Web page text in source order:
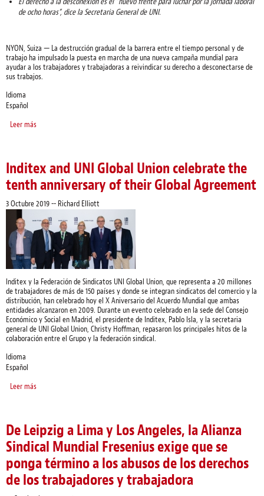
de ocho horas”, dice la Secretaria General de UNI.
NYON, Suiza — La destrucción gradual de la barrera entre el tiempo personal y de
trabajo ha impulsado la puesta en marcha de una nueva campaña mundial para
ayudar a los trabajadores y trabajadoras a reivindicar su derecho a desconectarse de
sus trabajos.
Idioma
Español
Leer más
Inditex and UNI Global Union celebrate the
tenth anniversary of their Global Agreement
3 Octubre 2019 -- Richard Elliott
Inditex y la Federación de Sindicatos UNI Global Union, que representa a 20 millones
de trabajadores de más de 150 países y donde se integran sindicatos del comercio y la
distribución, han celebrado hoy el X Aniversario del Acuerdo Mundial que ambas
entidades alcanzaron en 2009. Durante un evento celebrado en la sede del Consejo
Económico y Social en Madrid, el presidente de Inditex, Pablo Isla, y la secretaria
general de UNI Global Union, Christy Hoffman, repasaron los principales hitos de la
colaboración entre el Grupo y la federación sindical.
Idioma
Español
Leer más
De Leipzig a Lima y Los Angeles, la Alianza
Sindical Mundial Fresenius exige que se
ponga término a los abusos de los derechos
de los trabajadores y trabajadora